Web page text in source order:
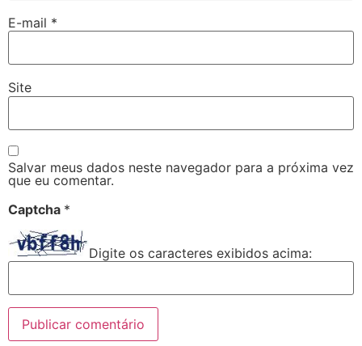
E-mail *
Site
Salvar meus dados neste navegador para a próxima vez
que eu comentar.
Captcha *
Digite os caracteres exibidos acima: